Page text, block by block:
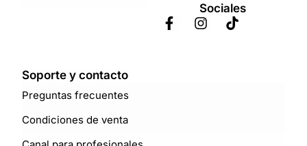
Sociales
Soporte y contacto
Preguntas frecuentes
Condiciones de venta